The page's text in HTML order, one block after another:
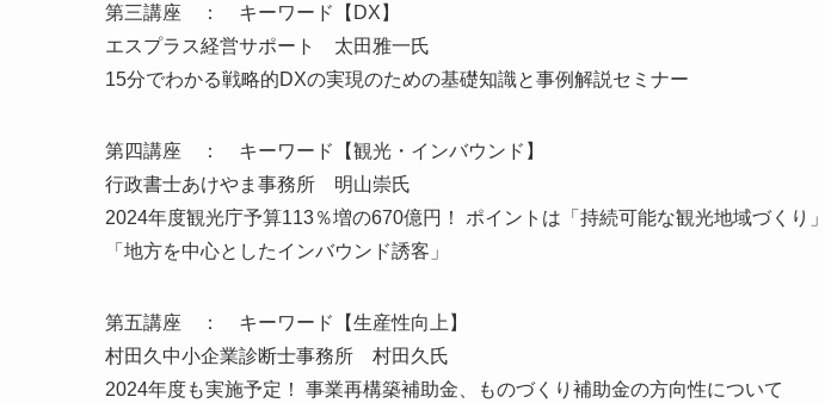
第三講座 ： キーワード【DX】
エスプラス経営サポート 太田雅一氏
15分でわかる戦略的DXの実現のための基礎知識と事例解説セミナー
第四講座 ： キーワード【観光・インバウンド】
行政書士あけやま事務所 明山崇氏
2024年度観光庁予算113％増の670億円！ ポイントは「持続可能な観光地域づくり」
「地方を中心としたインバウンド誘客」
第五講座 ： キーワード【生産性向上】
村田久中小企業診断士事務所 村田久氏
2024年度も実施予定！ 事業再構築補助金、ものづくり補助金の方向性について